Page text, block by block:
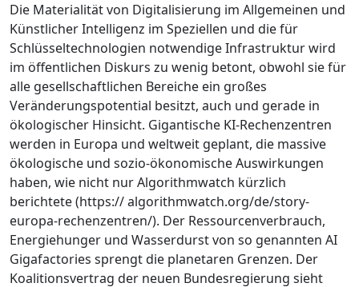
Die Materialität von Digitalisierung im Allgemeinen und
Künstlicher Intelligenz im Speziellen und die für
Schlüsseltechnologien notwendige Infrastruktur wird
im öffentlichen Diskurs zu wenig betont, obwohl sie für
alle gesellschaftlichen Bereiche ein großes
Veränderungspotential besitzt, auch und gerade in
ökologischer Hinsicht. Gigantische KI-Rechenzentren
werden in Europa und weltweit geplant, die massive
ökologische und sozio-ökonomische Auswirkungen
haben, wie nicht nur Algorithmwatch kürzlich
berichtete (https:// algorithmwatch.org/de/story-
europa-rechenzentren/). Der Ressourcenverbrauch,
Energiehunger und Wasserdurst von so genannten AI
Gigafactories sprengt die planetaren Grenzen. Der
Koalitionsvertrag der neuen Bundesregierung sieht